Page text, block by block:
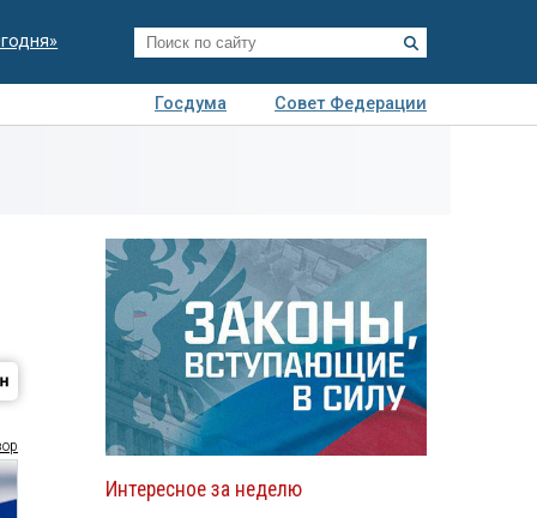
Госдума
Совет Федерации
Интересное за неделю